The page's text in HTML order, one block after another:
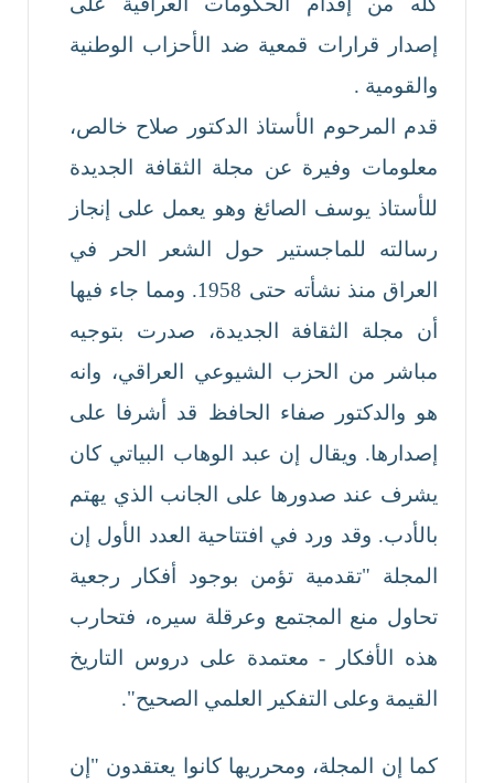
إصدار قرارات قمعية ضد الأحزاب الوطنية
والقومية .
قدم المرحوم الأستاذ الدكتور صلاح خالص،
معلومات وفيرة عن مجلة الثقافة الجديدة
للأستاذ يوسف الصائغ وهو يعمل على إنجاز
رسالته للماجستير حول الشعر الحر في
العراق منذ نشأته حتى 1958. ومما جاء فيها
أن مجلة الثقافة الجديدة، صدرت بتوجيه
مباشر من الحزب الشيوعي العراقي، وانه
هو والدكتور صفاء الحافظ قد أشرفا على
إصدارها. ويقال إن عبد الوهاب البياتي كان
يشرف عند صدورها على الجانب الذي يهتم
بالأدب. وقد ورد في افتتاحية العدد الأول إن
المجلة "تقدمية تؤمن بوجود أفكار رجعية
تحاول منع المجتمع وعرقلة سيره، فتحارب
هذه الأفكار - معتمدة على دروس التاريخ
القيمة وعلى التفكير العلمي الصحيح".
كما إن المجلة، ومحرريها كانوا يعتقدون "إن